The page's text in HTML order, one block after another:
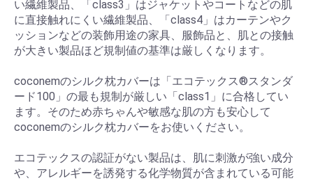
い繊維製品、「class3」はジャケットやコートなどの肌
に直接触れにくい繊維製品、「class4」はカーテンやク
ッションなどの装飾用途の家具、服飾品と、肌との接触
が大きい製品ほど規制値の基準は厳しくなります。
coconemのシルク枕カバーは「エコテックス®スタンダ
ード100」の最も規制が厳しい「class1」に合格してい
ます。そのため赤ちゃんや敏感な肌の方も安心して
coconemのシルク枕カバーをお使いください。
エコテックスの認証がない製品は、肌に刺激が強い成分
や、アレルギーを誘発する化学物質が含まれている可能